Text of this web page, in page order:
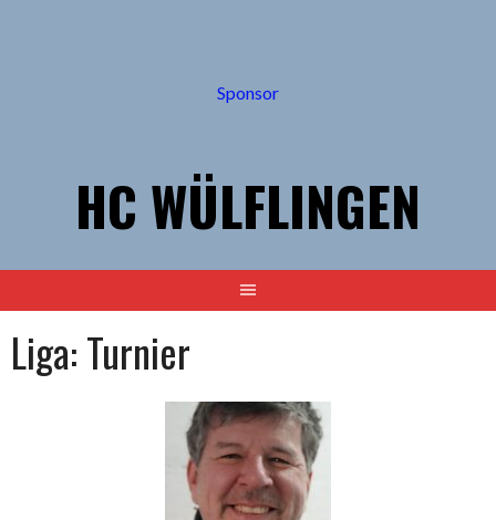
Sponsor
HC WÜLFLINGEN
Liga:Turnier